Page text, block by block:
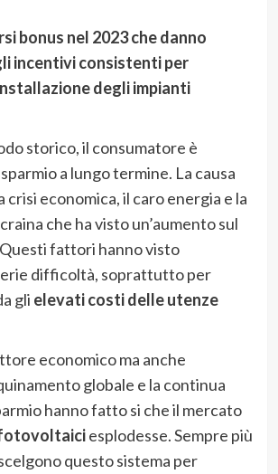
bonus nel 2023 che danno
incentivi consistenti per
degli impianti
storico, il consumatore è
a lungo termine. La causa
crisi economica, il caro energia e la
che ha visto un’aumento sul
fattori hanno visto
difficoltà, soprattutto per
gli elevati costi delle utenze
economico ma anche
globale e la continua
hanno fatto si che il mercato
esplodesse. Sempre più
questo sistema per